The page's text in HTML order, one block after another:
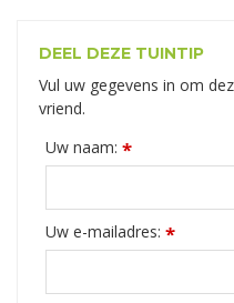
DEEL DEZE TUINTIP
Vul uw gegevens in om
vriend.
Uw naam: *
Uw e-mailadres: *